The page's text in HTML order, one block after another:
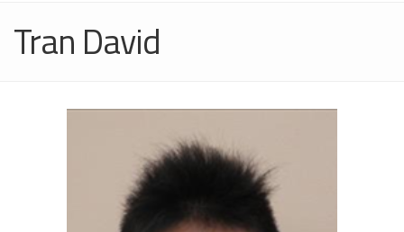
Kontakt-rezervace
Tran David